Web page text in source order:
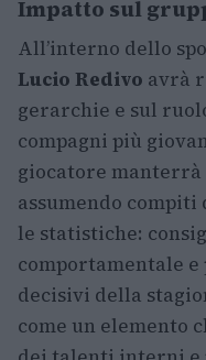
Impatto sul
All’interno dello
Lucio Redivo avrà
gerarchie e sul
compagni più
giocatore manterrà
assumendo
le statistiche:
comportamentale
decisivi della
come un elemento